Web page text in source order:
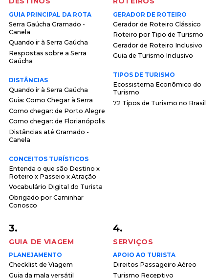
GUIA PRINCIPAL DA ROTA
Serra Gaúcha Gramado -
Canela
Quando ir à Serra Gaúcha
Respostas sobre a Serra
Gaúcha
DISTÂNCIAS
Quando ir à Serra Gaúcha
Guia: Como Chegar à Serra
Como chegar: de Porto Alegre
Como chegar: de Florianópolis
Distâncias até Gramado -
Canela
CONCEITOS TURÍSTICOS
Entenda o que são Destino x
Roteiro x Passeio x Atração
Vocabulário Digital do Turista
Obrigado por Caminhar
Conosco
GERADOR DE ROTEIRO
Gerador de Roteiro Clássico
Roteiro por Tipo de Turismo
Gerador de Roteiro Inclusivo
Guia de Turismo Inclusivo
TIPOS DE TURISMO
Ecossistema Econômico do
Turismo
72 Tipos de Turismo no Brasil
3.
GUIA DE VIAGEM
PLANEJAMENTO
Checklist de Viagem
Guia da mala versátil
4.
SERVIÇOS
APOIO AO TURISTA
Direitos Passageiro Aéreo
Turismo Receptivo